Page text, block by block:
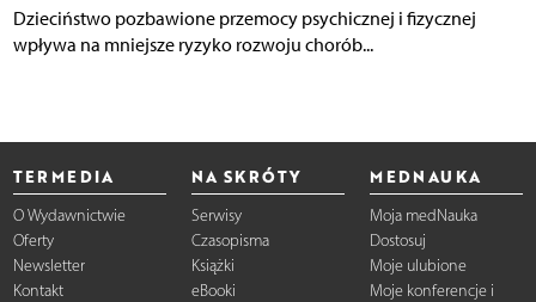
Dzieciństwo pozbawione przemocy psychicznej i fizycznej
wpływa na mniejsze ryzyko rozwoju chorób...
TERMEDIA
O Wydawnictwie
Oferty
Newsletter
Kontakt
NA SKRÓTY
Serwisy
Czasopisma
Książki
eBooki
MEDNAUKA
Moja medNauka
Dostosuj
Moje ulubione
Moje konferencje i